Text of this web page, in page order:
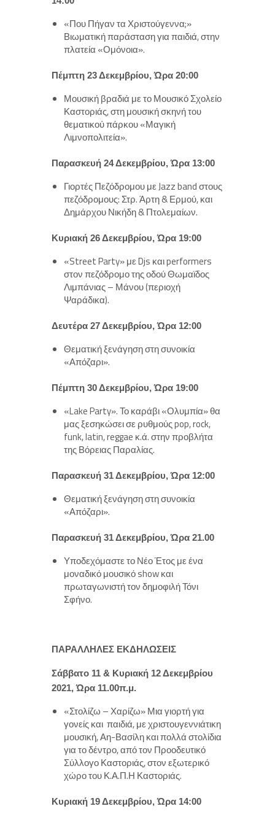
«Που Πήγαν τα Χριστούγεννα;»
Βιωματική παράσταση για παιδιά, στην
πλατεία «Ομόνοια».
Πέμπτη 23 Δεκεμβρίου, Ώρα 20:00
Μουσική βραδιά με το Μουσικό Σχολείο
Καστοριάς, στη μουσική σκηνή του
θεματικού πάρκου «Μαγική
Λιμνοπολιτεία».
Παρασκευή 24 Δεκεμβρίου, Ώρα 13:00
Γιορτές Πεζόδρομου με Jazz band στους
πεζόδρομους: Στρ. Άρτη & Ερμού, και
Δημάρχου Νικήδη & Πτολεμαίων.
Κυριακή 26 Δεκεμβρίου, Ώρα 19:00
«Street Party» με Djs και performers
στον πεζόδρομο της οδού Θωμαϊδος
Λιμπάνιας – Μάνου (περιοχή
Ψαράδικα).
Δευτέρα 27 Δεκεμβρίου, Ώρα 12:00
Θεματική ξενάγηση στη συνοικία
«Απόζαρι».
Πέμπτη 30 Δεκεμβρίου, Ώρα 19:00
«Lake Party». Το καράβι «Ολυμπία» θα
μας ξεσηκώσει σε ρυθμούς pop, rock,
funk, latin, reggae κ.ά. στην προβλήτα
της Βόρειας Παραλίας.
Παρασκευή 31 Δεκεμβρίου, Ώρα 12:00
Θεματική ξενάγηση στη συνοικία
«Απόζαρι».
Παρασκευή 31 Δεκεμβρίου, Ώρα 21.00
Υποδεχόμαστε το Νέο Έτος με ένα
μοναδικό μουσικό show και
πρωταγωνιστή τον δημοφιλή Τόνι
Σφήνο.
ΠΑΡΑΛΛΗΛΕΣ ΕΚΔΗΛΩΣΕΙΣ
Σάββατο 11 & Κυριακή 12 Δεκεμβρίου
2021, Ώρα 11.00π.μ.
«Στολίζω – Χαρίζω» Μια γιορτή για
γονείς και παιδιά, με χριστουγεννιάτικη
μουσική, Αη-Βασίλη και πολλά στολίδια
για το δέντρο, από τον Προοδευτικό
Σύλλογο Καστοριάς, στον εξωτερικό
χώρο του Κ.Α.Π.Η Καστοριάς.
Κυριακή 19 Δεκεμβρίου, Ώρα 14:00